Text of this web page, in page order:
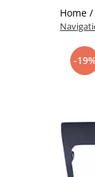
Home /
-